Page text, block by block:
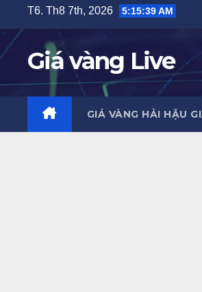
content
T6. Th8 7th, 2026 5:15:40 AM
Giá vàng Live
GIÁ VÀNG HẢI HẬU